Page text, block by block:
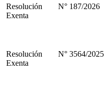
Resolución
Exenta
N° 187/2026
Resolución
Exenta
N° 3564/2025